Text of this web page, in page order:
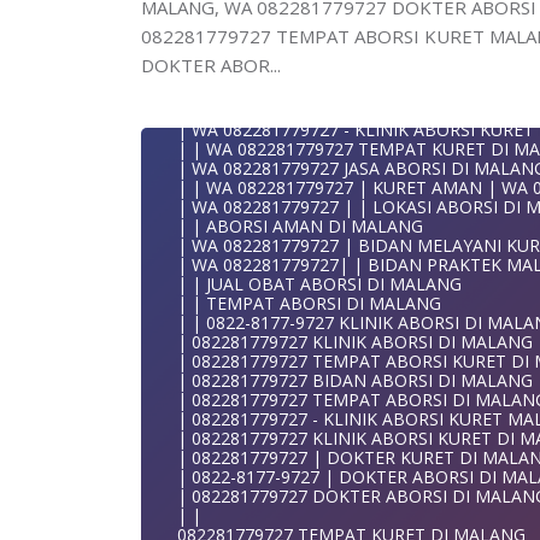
MALANG, WA 082281779727 DOKTER
082281779727 TEMPAT ABORSI KURET
DOKTER ABOR...
| WA 082281779727 TEMPAT ABORSI
| 0822-8177-9727 DOKTER ABORSI DI
| WA 082281779727 TEMPAT ABORSI KURET
| WA 082281779727 DOKTER ABORSI DI
| WA 082281779727 - KLINIK ABORSI KURET
| | WA 082281779727 TEMPAT KURET DI
| WA 082281779727 JASA ABORSI DI
| | WA 082281779727 | KURET AMAN | WA
| WA 082281779727 | | LOKASI ABORSI DI
| | ABORSI AMAN DI MALANG
| WA 082281779727 | BIDAN MELAYANI
| WA 082281779727| | BIDAN PRAKTEK
| | JUAL OBAT ABORSI DI MALANG
| | TEMPAT ABORSI DI MALANG
| | 0822-8177-9727 KLINIK ABORSI DI
| 082281779727 KLINIK ABORSI DI MALANG
| 082281779727 TEMPAT ABORSI KURET DI
| 082281779727 BIDAN ABORSI DI MALANG
| 082281779727 TEMPAT ABORSI DI
| 082281779727 - KLINIK ABORSI KURET
| 082281779727 KLINIK ABORSI KURET DI
| 082281779727 | DOKTER KURET DI
| 0822-8177-9727 | DOKTER ABORSI DI
| 082281779727 DOKTER ABORSI DI
| |
082281779727 TEMPAT KURET DI MALANG
KLINIK ABORSI KURET MALANG WA
WA 082281779727 KLINIK ABORSI MALANG
WA 082281779727 TEMPAT ABORSI KURET
082281779727 BIDAN ABORSI DI MALANG
082281779727 DOKTER ABORSI DI MALANG
WA 0822*81779*727 TEMPAT ABORSI
WA 082281779727 DOKTER KURET DI
WA 082281779727 TEMPAT KURET DI
WA 082281779727 JASA ABORSI DI MALANG
| WA 082-281-779-727 KURET AMAN WA
| WA 082-281-779-727 LOKASI ABORSI DI
082-281-779-727 ABORSI AMAN DI MALANG
| WA 082281779727 BIDAN MELAYANI
WA 082281779727 BIDAN PRAKTEK MALANG
| KLINIK ABORSI MALANG
WA 082281779727 TEMPAT ABORSI DI
| 082281779727 KLINIK ABORSI MALANG
| WA 0822-8177-9727 DOKTER ABORSI DI
| WA 082*2817797*27 BIDAN ABORSI DI
| WA 0822*81779*727 KLINIK KURET DI
WA 082281779727 KURET AMAN | WA
| WA 0822/81779/727 TEMPAT ABORSI
| WA 082/281779/727 KLINIK ABORSI KURET